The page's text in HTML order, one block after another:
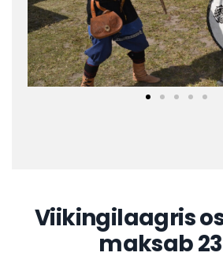
Viikingilaagris
maksab